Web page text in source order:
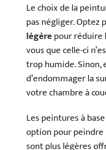
Le choix de la
pas négliger. Optez
légèrepour réduire
vous que celle-ci
trop humide. Sinon,
d’endommager la
votre chambre à
Les peintures à
option pour peindre
sont plus légères